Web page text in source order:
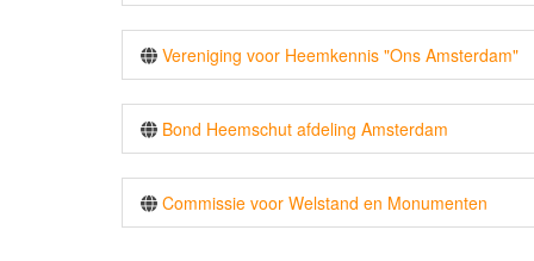
Vereniging voor Heemkennis "Ons Amsterdam"
Bond Heemschut afdeling Amsterdam
Commissie voor Welstand en Monumenten